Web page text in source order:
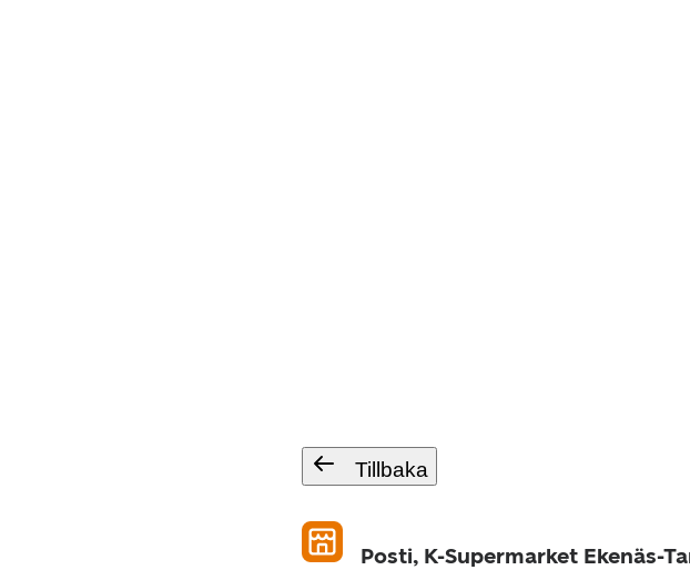
Tillbaka
Posti, K-Supermarket Ekenäs-